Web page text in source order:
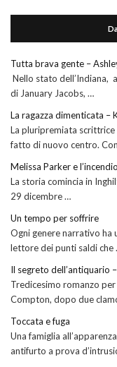
Tutta brava gente –
Nello stato dell’Indiana,
di January Jacobs, …
La ragazza dimenticata –
La pluripremiata scrittrice
fatto di nuovo centro.
Melissa Parker e
La storia comincia in
29 dicembre …
Un tempo per soffrire
Ogni genere narrativo ha
lettore dei punti saldi che
Il segreto dell’antiquario
Tredicesimo romanzo
Compton, dopo due
Toccata e fuga
Una famiglia
antifurto a prova